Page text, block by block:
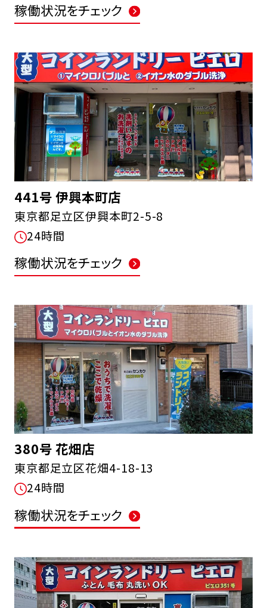
稼働状況をチェック
441号 伊興本町店
東京都足立区伊興本町2-5-8
24時間
稼働状況をチェック
380号 花畑店
東京都足立区花畑4-18-13
24時間
稼働状況をチェック